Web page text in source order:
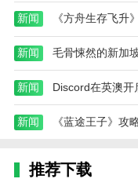
新闻
新闻
新闻 Discord在英澳
新闻 《蓝途王子》
推荐下载